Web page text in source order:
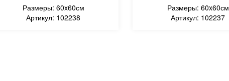
Размеры: 60x60см
Артикул: 102238
Размеры: 60x60см
Артикул: 102237